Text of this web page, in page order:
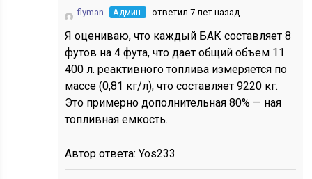
flyman Админ. ответил 7 лет назад
Я оцениваю, что каждый БАК составляет 8
футов на 4 фута, что дает общий объем 11
400 л. реактивного топлива измеряется по
массе (0,81 кг/л), что составляет 9220 кг.
Это примерно дополнительная 80% — ная
топливная емкость.
Автор ответа:Yos233